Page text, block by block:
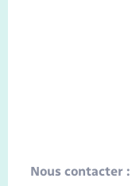
Nous contacter :